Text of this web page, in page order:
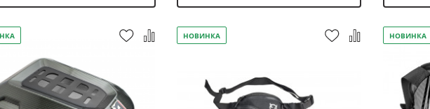
НОВИНКА НОВИНКА